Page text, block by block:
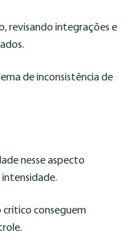
revisando integrações e
de inconsistência de
nesse aspecto
conseguem